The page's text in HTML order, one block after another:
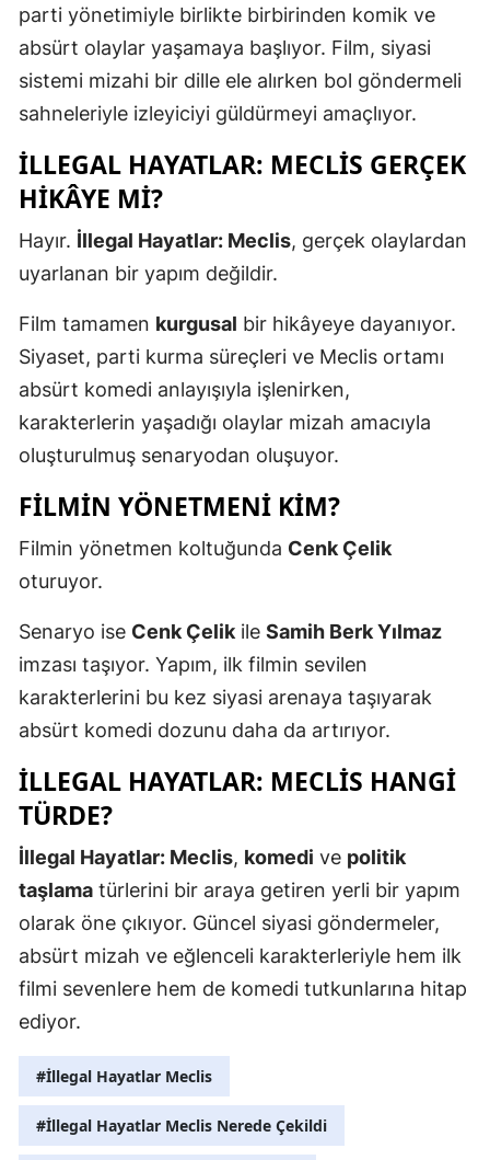
parti yönetimiyle birlikte birbirinden komik ve
absürt olaylar yaşamaya başlıyor. Film, siyasi
sistemi mizahi bir dille ele alırken bol göndermeli
sahneleriyle izleyiciyi güldürmeyi amaçlıyor.
İLLEGAL HAYATLAR: MECLIS GERÇEK
HIKÂYE MI?
Hayır. İllegal Hayatlar: Meclis, gerçek olaylardan
uyarlanan bir yapım değildir.
Film tamamen kurgusal bir hikâyeye dayanıyor.
Siyaset, parti kurma süreçleri ve Meclis ortamı
absürt komedi anlayışıyla işlenirken,
karakterlerin yaşadığı olaylar mizah amacıyla
oluşturulmuş senaryodan oluşuyor.
FILMIN YÖNETMENI KIM?
Filmin yönetmen koltuğunda Cenk Çelik
oturuyor.
Senaryo ise Cenk Çelik ile Samih Berk Yılmaz
imzası taşıyor. Yapım, ilk filmin sevilen
karakterlerini bu kez siyasi arenaya taşıyarak
absürt komedi dozunu daha da artırıyor.
İLLEGAL HAYATLAR: MECLIS HANGI
TÜRDE?
İllegal Hayatlar: Meclis, komedi ve politik
taşlama türlerini bir araya getiren yerli bir yapım
olarak öne çıkıyor. Güncel siyasi göndermeler,
absürt mizah ve eğlenceli karakterleriyle hem ilk
filmi sevenlere hem de komedi tutkunlarına hitap
ediyor.
#İllegal Hayatlar Meclis
#İllegal Hayatlar Meclis Nerede Çekildi